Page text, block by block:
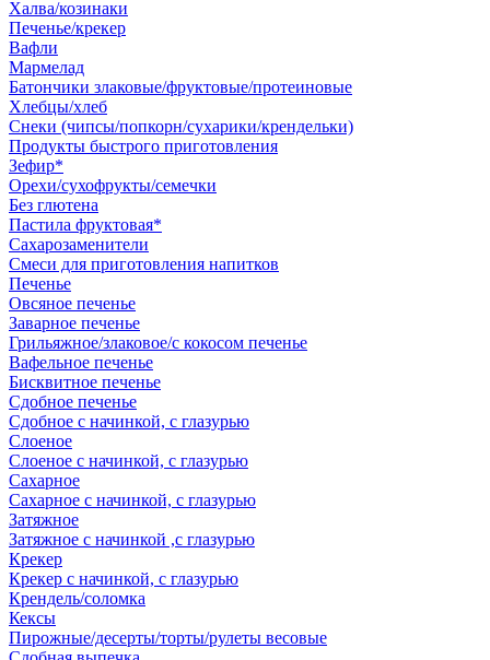
Халва/козинаки
Печенье/крекер
Вафли
Мармелад
Батончики злаковые/фруктовые/протеиновые
Хлебцы/хлеб
Снеки (чипсы/попкорн/сухарики/крендельки)
Продукты быстрого приготовления
Зефир*
Орехи/сухофрукты/семечки
Без глютена
Пастила фруктовая*
Сахарозаменители
Смеси для приготовления напитков
Печенье
Овсяное печенье
Заварное печенье
Грильяжное/злаковое/с кокосом печенье
Вафельное печенье
Бисквитное печенье
Сдобное печенье
Сдобное с начинкой, с глазурью
Слоеное
Слоеное с начинкой, с глазурью
Сахарное
Сахарное с начинкой, с глазурью
Затяжное
Затяжное с начинкой ,с глазурью
Крекер
Крекер с начинкой, с глазурью
Крендель/соломка
Кексы
Пирожные/десерты/торты/рулеты весовые